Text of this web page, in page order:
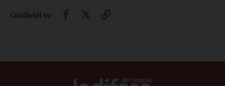
Condividi su